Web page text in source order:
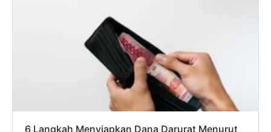
6 Langkah Menyiapkan Dana Darurat Menurut